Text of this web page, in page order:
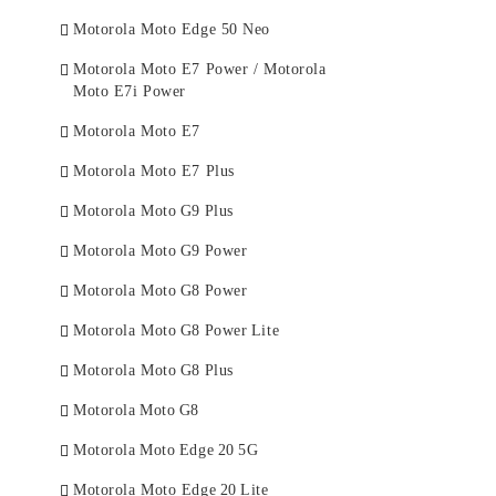
Samsung A25
Samsung A15
Samsung A05
Samsung A05S
Samsung A54
Samsung A34
Samsung A24
Samsung A14
Samsung A04S/A13 5G
Samsung A73
Samsung A53
Xiaomi Mi 11
Xiaomi 11T Xiaomi 11T Pro
Xiaomi Mi 11 Ultra
Xiaomi Mi 11i/Poco F3
Poco X7 Pro
Poco X7 5G
Poco C65
Poco C75
Poco C71
Poco X5 Pro
Poco X5
Huawei P60 Pro
Huawei P50 Pro
Huawei P40 Pro
Huawei P40 Lite
Huawei P40 Lite E/Huawei Y7p
Huawei P40
Huawei P30 Pro
Huawei P30 Lite
Huawei P30
Huawei P20 Pro
Huawei P20 Lite
Motorola Moto Edge 50 Neo
Motorola Moto E7 Power / Motorola
Moto E7i Power
Motorola Moto E7
Motorola Moto E7 Plus
Motorola Moto G9 Plus
Motorola Moto G9 Power
Motorola Moto G8 Power
Motorola Moto G8 Power Lite
Motorola Moto G8 Plus
Motorola Moto G8
Motorola Moto Edge 20 5G
Motorola Moto Edge 20 Lite